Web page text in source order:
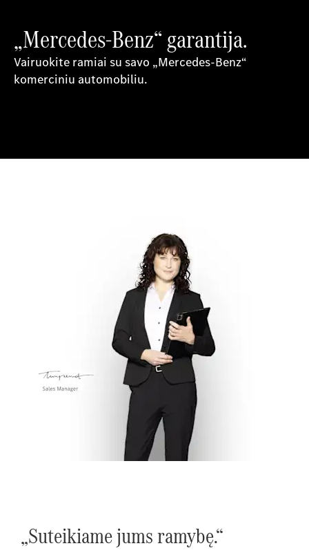
„Mercedes-Benz“ garantija.
Vairuokite ramiai su savo „Mercedes-Benz“
komerciniu automobiliu.
„Suteikiame jums ramybę.“